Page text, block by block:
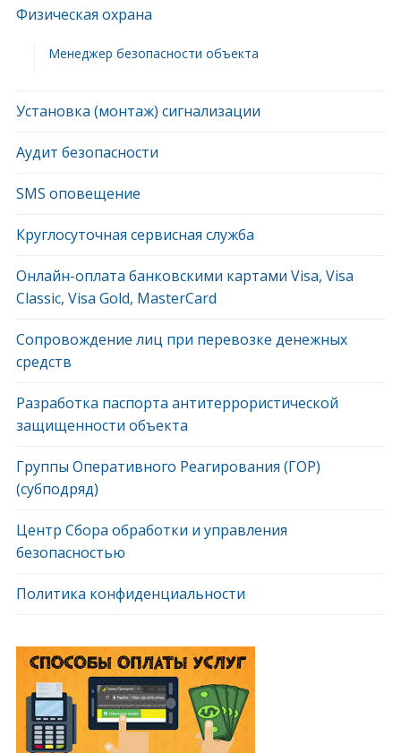
Физическая охрана
Менеджер безопасности объекта
Установка (монтаж) сигнализации
Аудит безопасности
SMS оповещение
Круглосуточная сервисная служба
Онлайн-оплата банковскими картами Visa, Visa
Classic, Visa Gold, MasterCard
Сопровождение лиц при перевозке денежных
средств
Разработка паспорта антитеррористической
защищенности объекта
Группы Оперативного Реагирования (ГОР)
(субподряд)
Центр Сбора обработки и управления
безопасностью
Политика конфиденциальности